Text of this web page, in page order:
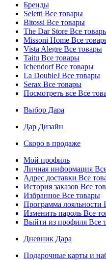
Бренды
Seletti Все товары
Bitossi Все товары
The Dar Store Все
Missoni Home Все
Vista Alegre Все товары
Taitu Все товары
IchendorfВсе товары
La DoubleJ Все товары
Serax Все товары
Посмотреть все Все
Выбор Дара
Дар Дизайн
Скоро в продаже
Мой профиль
Личная информация
Адрес доставки Все
История заказов Все
Избранное Все товары
Программа лояльности
Изменить пароль Все
Выйти из профиля Все
Дневник Дара
Подарочные карты и